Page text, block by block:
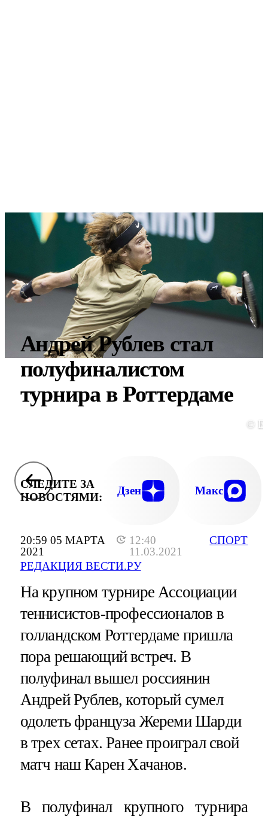
20:59 05 МАРТА
2021
12:40
11.03.2021
РЕДАКЦИЯ ВЕСТИ.РУ
СПОРТ
Андрей Рублев стал
полуфиналистом
турнира в Роттердаме
©
СЛЕДИТЕ ЗА
НОВОСТЯМИ:
Дзен Макс
На крупном турнире Ассоциации
теннисистов-профессионалов в
голландском Роттердаме пришла
пора решающий встреч. В
полуфинал вышел россиянин
Андрей Рублев, который сумел
одолеть француза Жереми Шарди
в трех сетах. Ранее проиграл свой
матч наш Карен Хачанов.
В полуфинал крупного турнира